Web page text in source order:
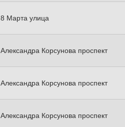
8 Марта улица
Александра Корсунова проспект
Александра Корсунова проспект
Александра Корсунова проспект